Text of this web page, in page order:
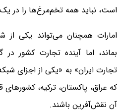
است، نباید همه تخم‌مرغ‌ها را در
امارات همچنان می‌تواند یکی از
بماند، اما آینده تجارت کشور در
تجارت ایران» به «یکی از اجزای
که عراق، پاکستان، ترکیه،
آن نقش‌آفرین باشند.